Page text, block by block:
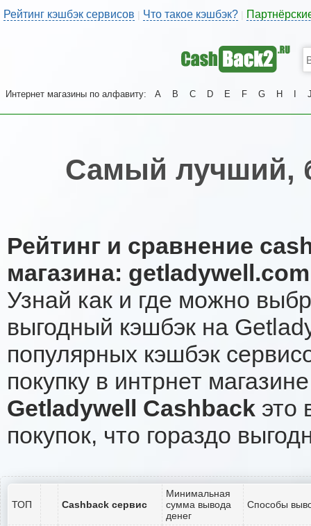
Рейтинг кэшбэк сервисов | Что такое кэшбэк?
Интернет магазины по алфавиту: A B C D E F G H
Самый лучший,
Рейтинг и сравнение
магазина: getladywell.com
Узнай как и где можно
выгодный кэшбэк на
популярных кэшбэк
покупку в интрнет
Getladywell Cashback это
покупок, что гораздо
ТОП Cashback сервис
Минимальная
сумма вывода
денег
Способы